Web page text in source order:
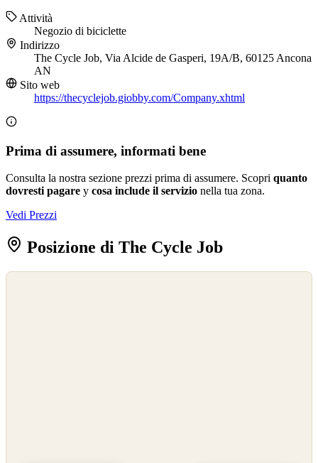
Attività
Negozio di biciclette
Indirizzo
The Cycle Job, Via Alcide de Gasperi, 19A/B, 60125 Ancona
AN
Sito web
https://thecyclejob.giobby.com/Company.xhtml
Prima di assumere, informati bene
Consulta la nostra sezione prezzi prima di assumere. Scopri quanto
dovresti pagare y cosa include il servizio nella tua zona.
Vedi Prezzi
Posizione di The Cycle Job